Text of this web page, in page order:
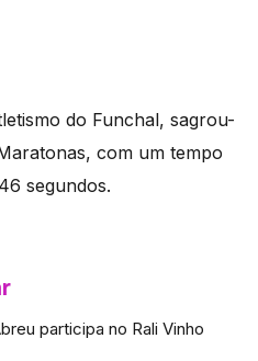
do Funchal, sagrou-
com um tempo
segundos.
participa no Rali Vinho